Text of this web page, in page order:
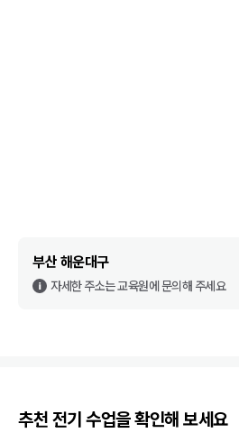
부산 해운대구
자세한 주소는 교육원에 문의해 주세요
추천 전기 수업을 확인해 보세요